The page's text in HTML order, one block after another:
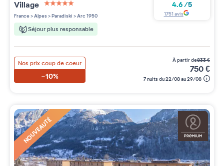
Village
5 étoiles sur 5
France>Alpes>Paradiski >Arc 1950
Séjour plus responsable
4.6/5
1751 avis
Nos prix coup de coeur
-10%
à partir de833€
750€
7 nuits du 22/08 au 29/08
NOUVEAUTÉ